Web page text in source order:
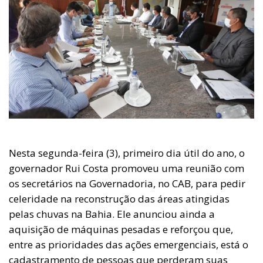
Nesta segunda-feira (3), primeiro dia útil do ano, o
governador Rui Costa promoveu uma reunião com
os secretários na Governadoria, no CAB, para pedir
celeridade na reconstrução das áreas atingidas
pelas chuvas na Bahia. Ele anunciou ainda a
aquisição de máquinas pesadas e reforçou que,
entre as prioridades das ações emergenciais, está o
cadastramento de pessoas que perderam suas